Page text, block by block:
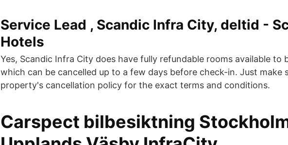
Service Lead , Scandic Infra City, deltid -
Hotels
Yes, Scandic Infra City does have fully refundable rooms available to
which can be cancelled up to a few days before check-in. Just make
property's cancellation policy for the exact terms and conditions.
Carspect bilbesiktning